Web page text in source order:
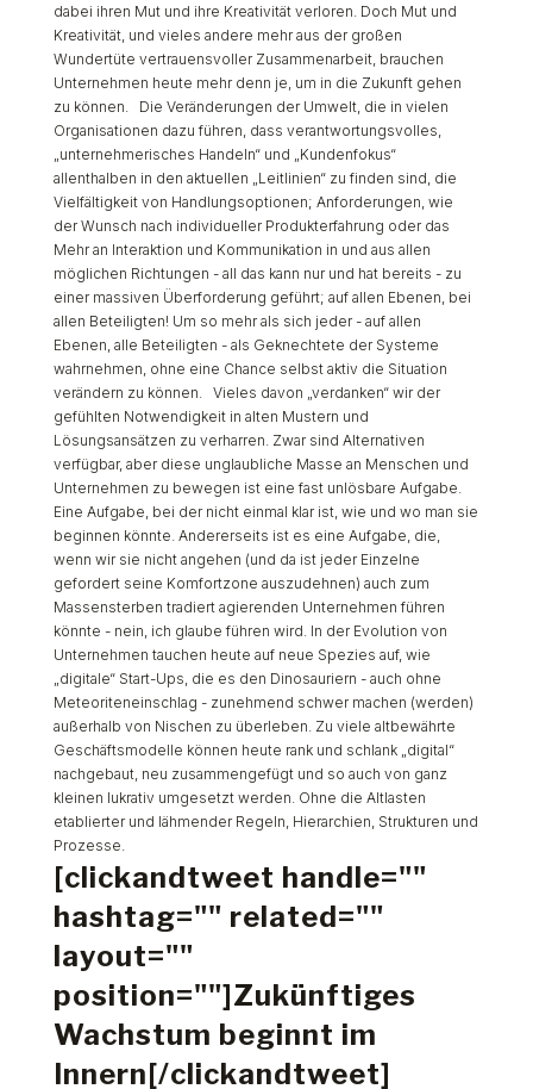
dabei ihren Mut und ihre Kreativität verloren. Doch Mut und
Kreativität, und vieles andere mehr aus der großen
Wundertüte vertrauensvoller Zusammenarbeit, brauchen
Unternehmen heute mehr denn je, um in die Zukunft gehen
zu können. Die Veränderungen der Umwelt, die in vielen
Organisationen dazu führen, dass verantwortungsvolles,
„unternehmerisches Handeln“ und „Kundenfokus“
allenthalben in den aktuellen „Leitlinien“ zu finden sind, die
Vielfältigkeit von Handlungsoptionen; Anforderungen, wie
der Wunsch nach individueller Produkterfahrung oder das
Mehr an Interaktion und Kommunikation in und aus allen
möglichen Richtungen - all das kann nur und hat bereits - zu
einer massiven Überforderung geführt; auf allen Ebenen, bei
allen Beteiligten! Um so mehr als sich jeder - auf allen
Ebenen, alle Beteiligten - als Geknechtete der Systeme
wahrnehmen, ohne eine Chance selbst aktiv die Situation
verändern zu können. Vieles davon „verdanken“ wir der
gefühlten Notwendigkeit in alten Mustern und
Lösungsansätzen zu verharren. Zwar sind Alternativen
verfügbar, aber diese unglaubliche Masse an Menschen und
Unternehmen zu bewegen ist eine fast unlösbare Aufgabe.
Eine Aufgabe, bei der nicht einmal klar ist, wie und wo man sie
beginnen könnte. Andererseits ist es eine Aufgabe, die,
wenn wir sie nicht angehen (und da ist jeder Einzelne
gefordert seine Komfortzone auszudehnen) auch zum
Massensterben tradiert agierenden Unternehmen führen
könnte - nein, ich glaube führen wird . In der Evolution von
Unternehmen tauchen heute auf neue Spezies auf, wie
„digitale“ Start-Ups, die es den Dinosauriern - auch ohne
Meteoriteneinschlag - zunehmend schwer machen (werden)
außerhalb von Nischen zu überleben. Zu viele altbewährte
Geschäftsmodelle können heute rank und schlank „digital“
nachgebaut, neu zusammengefügt und so auch von ganz
kleinen lukrativ umgesetzt werden. Ohne die Altlasten
etablierter und lähmender Regeln, Hierarchien, Strukturen und
Prozesse.
[clickandtweet handle=""
hashtag="" related=""
layout=""
position=""]Zukünftiges
Wachstum beginnt im
Innern[/clickandtweet]